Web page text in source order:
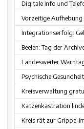
Digitale Info und
Vorzeitige Aufhebung
Integrationserfolg:
Beelen: Tag der
Landesweiter
Psychische
Kreisverwaltung
Katzenkastration
Kreis rät zur Grippe-